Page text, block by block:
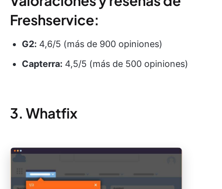
Freshservice:
G2: 4,6/5 (más de 900 opiniones)
Capterra: 4,5/5 (más de 500 opiniones)
3. Whatfix